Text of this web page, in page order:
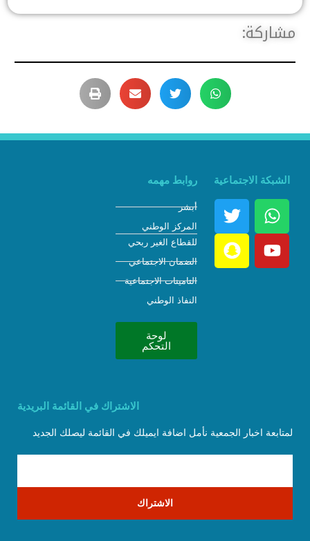
مشاركة:
الشبكة الاجتماعية روابط مهمه
أبشر
المركز الوطني
للقطاع الغير ربحي
الضمان الاجتماعي
التامينات الاجتماعية
النفاذ الوطني
لوحة
التحكم
الاشتراك في القائمة البريدية
لمتابعة اخبار الجمعية نأمل اضافة ايميلك في القائمة ليصلك الجديد
الاشتراك